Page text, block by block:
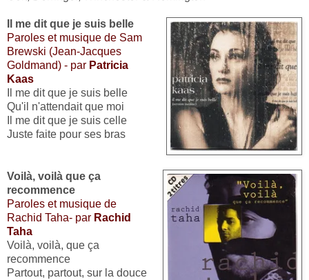
Il me dit que je suis belle
Paroles et musique de Sam
Brewski (Jean-Jacques
Goldmand) - par Patricia
Kaas
Il me dit que je suis belle
Qu'il n'attendait que moi
Il me dit que je suis celle
Juste faite pour ses bras
Voilà, voilà que ça
recommence
Paroles et musique de
Rachid Taha- par Rachid
Taha
Voilà, voilà, que ça
recommence
Partout, partout, sur la douce